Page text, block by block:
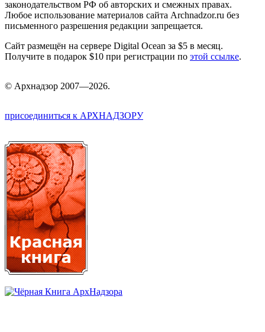
законодательством РФ об авторских и смежных правах.
Любое использование материалов сайта Archnadzor.ru без
письменного разрешения редакции запрещается.
Сайт размещён на сервере Digital Ocean за $5 в месяц.
Получите в подарок $10 при регистрации по этой ссылке.
© Архнадзор 2007—2026.
присоединиться к АРХНАДЗОРУ